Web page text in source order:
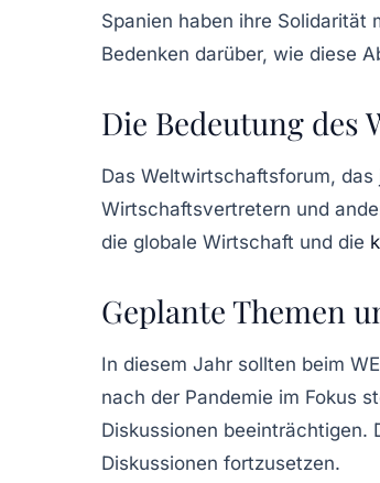
Spanien haben ihre Solidarität
Bedenken darüber, wie diese
Die Bedeutung des
Das Weltwirtschaftsforum,
Wirtschaftsvertretern und
die globale Wirtschaft und die
Geplante Themen
In diesem Jahr sollten beim
nach der Pandemie im Fokus
Diskussionen beeinträchtigen.
Diskussionen fortzusetzen.